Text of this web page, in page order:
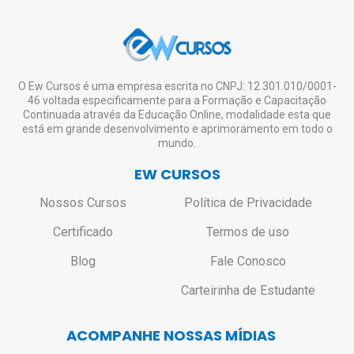
O Ew Cursos é uma empresa escrita no CNPJ: 12.301.010/0001-
46 voltada especificamente para a Formação e Capacitação
Continuada através da Educação Online, modalidade esta que
está em grande desenvolvimento e aprimoramento em todo o
mundo.
EW CURSOS
Nossos Cursos
Certificado
Blog
Política de Privacidade
Termos de uso
Fale Conosco
Carteirinha de Estudante
ACOMPANHE NOSSAS MÍDIAS